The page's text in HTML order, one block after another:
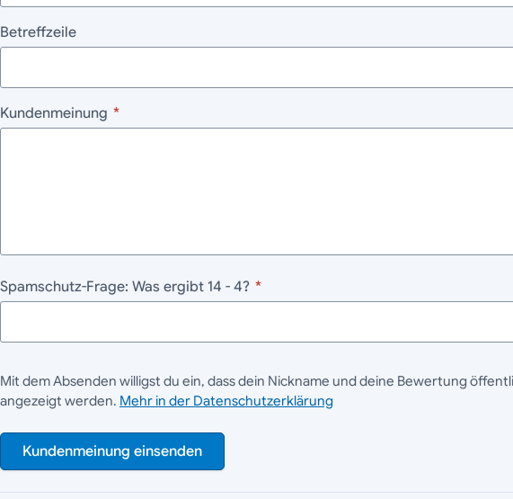
Betreffzeile
Kundenmeinung *
Spamschutz-Frage: Was ergibt 14 - 4? *
Mit dem Absenden willigst du ein, dass dein Nickname und deine Bewertung
angezeigt werden. Mehr in der Datenschutzerklärung
Kundenmeinung einsenden